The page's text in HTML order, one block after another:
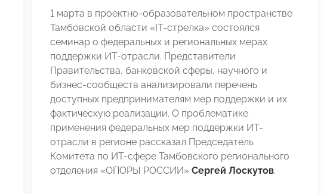
1 марта в проектно-образовательном пространстве
Тамбовской области «IT-стрелка» состоялся
семинар о федеральных и региональных мерах
поддержки ИТ-отрасли. Представители
Правительства, банковской сферы, научного и
бизнес-сообществ анализировали перечень
доступных предпринимателям мер поддержки и их
фактическую реализации. О проблематике
применения федеральных мер поддержки ИТ-
отрасли в регионе рассказал Председатель
Комитета по ИТ-сфере Тамбовского регионального
отделения «ОПОРЫ РОССИИ» Сергей Лоскутов.